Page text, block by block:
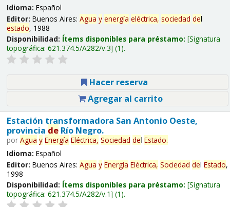
Idioma: Español
Editor: Buenos Aires: Agua y energía eléctrica, sociedad del
estado, 1988
Disponibilidad: Ítems disponibles para préstamo: Signatura
topográfica: 621.374.5/A282/v.3 (1).
Hacer reserva
Agregar al carrito
Estación transformadora San Antonio Oeste,
provincia deRío Negro.
por Agua y Energía Eléctrica, Sociedad del Estado.
Idioma: Español
Editor: Buenos Aires: Agua y Energía Eléctrica, Sociedad del Estado,
1998
Disponibilidad: Ítems disponibles para préstamo: Signatura
topográfica: 621.374.5/A282/v.1 (1).